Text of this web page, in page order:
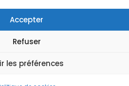
Accepter
Refuser
les préférences